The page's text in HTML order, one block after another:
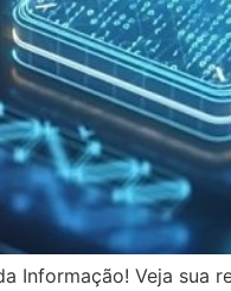
Informação! Veja sua